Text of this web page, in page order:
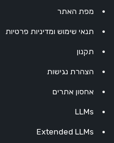
מפת האתר
תנאי שימוש ומדיניות פרטיות
תקנון
הצהרת נגישות
אחסון אתרים
LLMs
Extended LLMs